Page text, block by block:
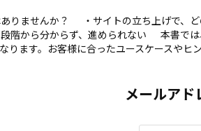
りませんか？ ・サイトの立ち上げで、
階から分からず、進められない 本書で
ます。お客様に合ったユースケースやヒ
メールアド